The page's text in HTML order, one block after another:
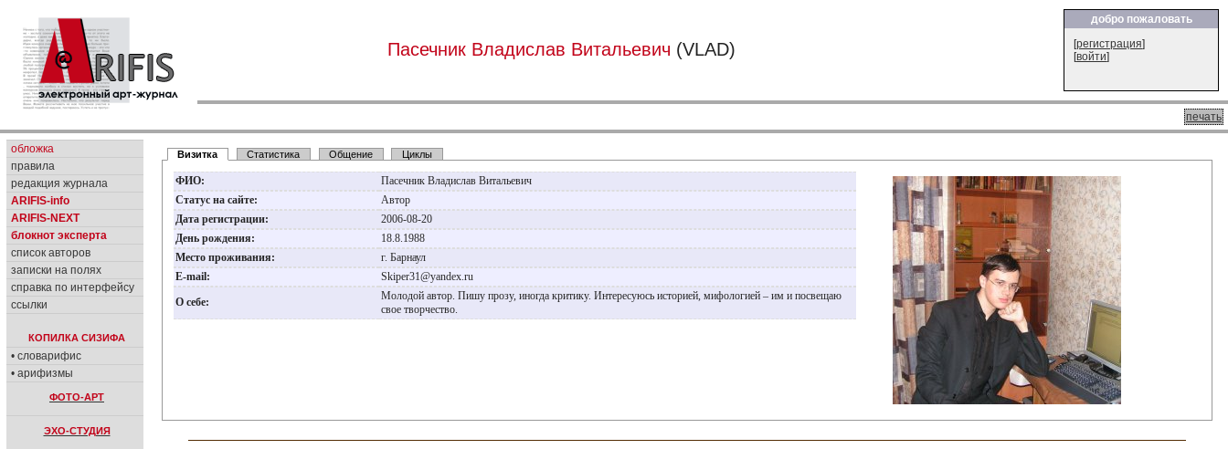
Пасечник Владислав Витальевич (VLAD)
добро пожаловать
[регистрация]
[войти]
печать
обложка
правила
редакция журнала
ARIFIS-info
ARIFIS-NEXT
блокнот эксперта
список авторов
записки на полях
справка по интерфейсу
ссылки
КОПИЛКА СИЗИФА
• словарифис
• арифизмы
ФОТО-АРТ
ЭХО-СТУДИЯ
Визитка Статистика Общение Циклы
ФИО:
Пасечник Владислав Витальевич
Статус на сайте:
Автор
Дата регистрации:
2006-08-20
День рождения:
18.8.1988
Место проживания:
г. Барнаул
E-mail:
Skiper31@yandex.ru
О себе:
Молодой автор. Пишу прозу, иногда критику. Интересуюсь историей, мифологией – им и посвещаю
свое творчество.